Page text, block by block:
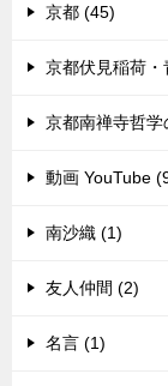
京都 (45)
京都伏見稲荷
京都南禅寺哲
動画 YouTube
南沙織 (1)
友人仲間 (2)
名言 (1)